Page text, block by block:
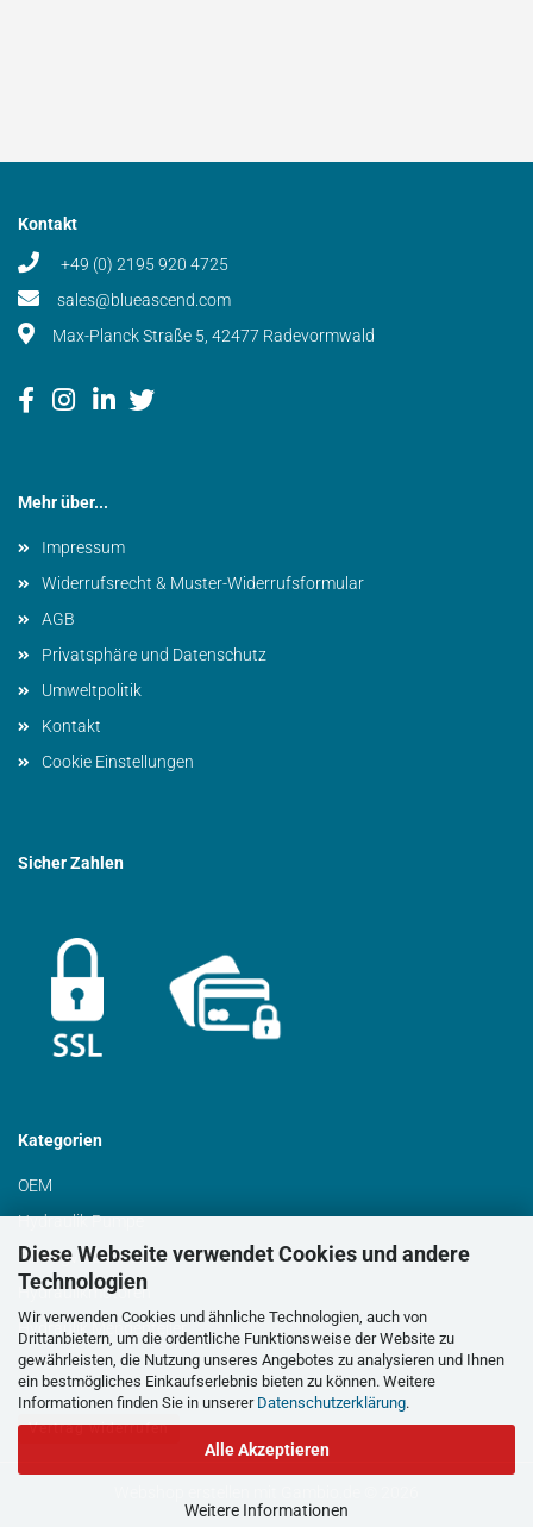
Diese Webseite verwendet Cookies und andere
Technologien
Wir verwenden Cookies und ähnliche Technologien, auch von
Drittanbietern, um die ordentliche Funktionsweise der Website zu
gewährleisten, die Nutzung unseres Angebotes zu analysieren und Ihnen
ein bestmögliches Einkaufserlebnis bieten zu können. Weitere
Informationen finden Sie in unserer Datenschutzerklärung.
Alle Akzeptieren
Weitere Informationen
Kontakt
+49 (0) 2195 920 4725
sales@blueascend.com
Max-Planck Straße 5, 42477 Radevormwald
Mehr über...
Impressum
Widerrufsrecht & Muster-Widerrufsformular
AGB
Privatsphäre und Datenschutz
Umweltpolitik
Kontakt
Cookie Einstellungen
Sicher Zahlen
Kategorien
OEM
Hydraulik Pumpe
Schrägverzahnung
Hydraulikmotoren
Hydraulik Mengenteiler
Vertrag widerrufen